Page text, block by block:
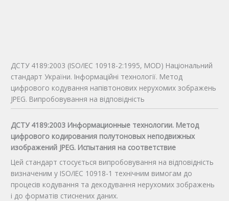
ДСТУ 4189:2003 (ISO/IEC 10918-2:1995, MOD) Національний
стандарт України. Інформаційні технології. Метод
цифрового кодування напівтонових нерухомих зображень
JPEG. Випробовування на відповідність
ДСТУ 4189:2003 Информационные технологии. Метод
цифрового кодирования полутоновых неподвижных
изображений JPEG. Испытания на соответствие
Цей стандарт стосується випробовування на відповідність
визначеним у ISO/IEC 10918-1 технічним вимогам до
процесів кодування та декодування нерухомих зображень
і до форматів стиснених даних.